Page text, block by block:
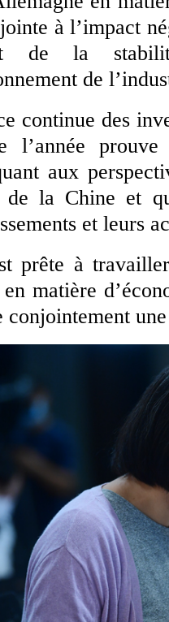
à l’impact
de la
de
continue des
l’année prouve
aux
de la Chine et
et leurs
prête à
matière
conjointement